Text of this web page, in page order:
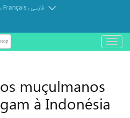
. Français.فارسی
باز
و
muçulmanos
à Indonésia